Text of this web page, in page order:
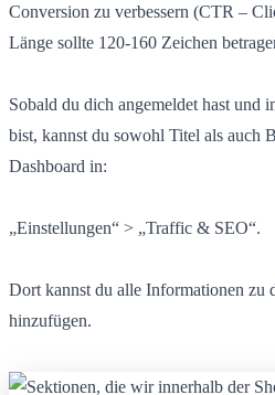
Conversion zu verbessern (CTR –
Länge sollte 120-160 Zeichen
Sobald du dich angemeldet hast und
bist, kannst du sowohl Titel als auch
Dashboard in:
„Einstellungen“ > „Traffic & SEO“.
Dort kannst du alle Informationen zu
hinzufügen.